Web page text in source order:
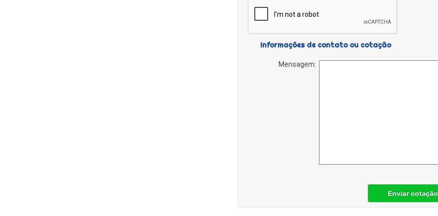
Informações de contato ou cotação
Mensagem:
Enviar cotação